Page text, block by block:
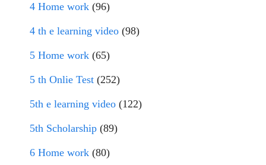
4 Home work (96)
4 th e learning video (98)
5 Home work (65)
5 th Onlie Test (252)
5th e learning video (122)
5th Scholarship (89)
6 Home work (80)